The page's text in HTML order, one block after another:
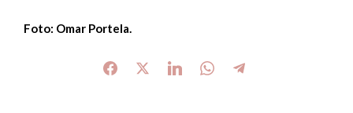
Foto: Omar Portela.